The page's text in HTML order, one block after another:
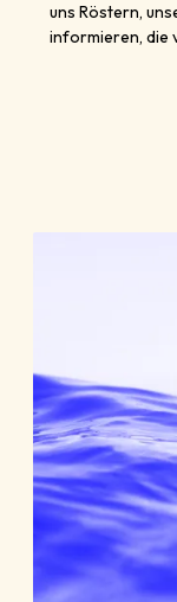
uns Röstern,
informieren, die